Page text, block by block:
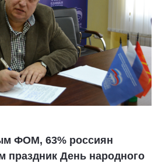
ФОМ, 63% россиян
праздник День народного